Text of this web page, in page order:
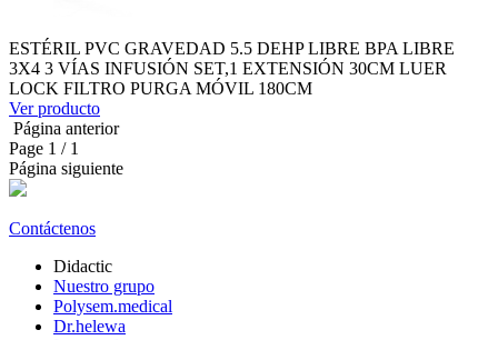
ESTÉRIL PVC GRAVEDAD 5.5 DEHP LIBRE BPA LIBRE
3X4 3 VÍAS INFUSIÓN SET,1 EXTENSIÓN 30CM LUER
LOCK FILTRO PURGA MÓVIL 180CM
Ver producto
Página anterior
Page 1 / 1
Página siguiente
Contáctenos
Didactic
Nuestro grupo
Polysem.medical
Dr.helewa